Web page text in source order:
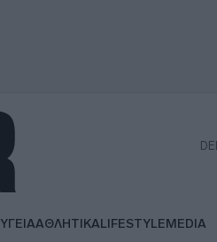
ΥΓΕΙΑΑΘΛΗΤΙΚΑLIFESTYLEMEDIA